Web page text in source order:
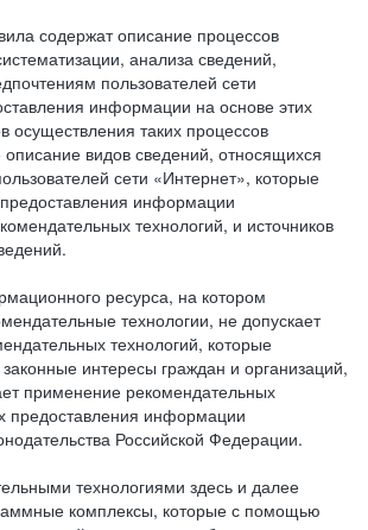
содержат описание процессов
анализа сведений,
пользователей сети
информации на основе этих
осуществления таких процессов
видов сведений, относящихся
сети «Интернет», которые
информации
технологий, и источников
ресурса, на котором
технологии, не допускает
технологий, которые
интересы граждан и организаций,
применение рекомендательных
предоставления информации
Российской Федерации.
технологиями здесь и далее
комплексы, которые с помощью